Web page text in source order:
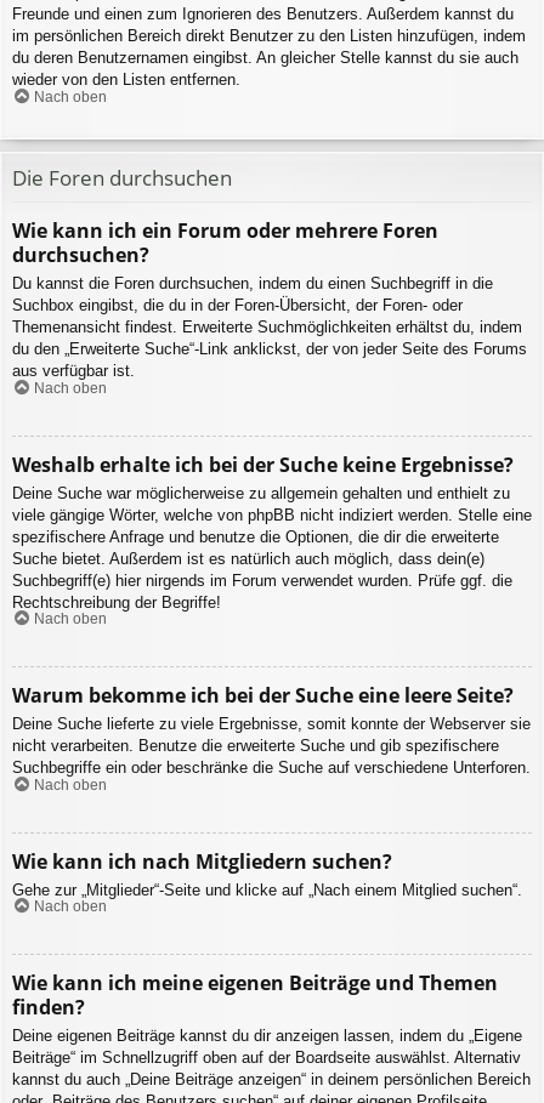
Freunde und einen zum Ignorieren des Benutzers. Außerdem kannst du
im persönlichen Bereich direkt Benutzer zu den Listen hinzufügen, indem
du deren Benutzernamen eingibst. An gleicher Stelle kannst du sie auch
wieder von den Listen entfernen.
Nach oben
Die Foren durchsuchen
Wie kann ich ein Forum oder mehrere Foren
durchsuchen?
Du kannst die Foren durchsuchen, indem du einen Suchbegriff in die
Suchbox eingibst, die du in der Foren-Übersicht, der Foren- oder
Themenansicht findest. Erweiterte Suchmöglichkeiten erhältst du, indem
du den „Erweiterte Suche“-Link anklickst, der von jeder Seite des Forums
aus verfügbar ist.
Nach oben
Weshalb erhalte ich bei der Suche keine Ergebnisse?
Deine Suche war möglicherweise zu allgemein gehalten und enthielt zu
viele gängige Wörter, welche von phpBB nicht indiziert werden. Stelle eine
spezifischere Anfrage und benutze die Optionen, die dir die erweiterte
Suche bietet. Außerdem ist es natürlich auch möglich, dass dein(e)
Suchbegriff(e) hier nirgends im Forum verwendet wurden. Prüfe ggf. die
Rechtschreibung der Begriffe!
Nach oben
Warum bekomme ich bei der Suche eine leere Seite?
Deine Suche lieferte zu viele Ergebnisse, somit konnte der Webserver sie
nicht verarbeiten. Benutze die erweiterte Suche und gib spezifischere
Suchbegriffe ein oder beschränke die Suche auf verschiedene Unterforen.
Nach oben
Wie kann ich nach Mitgliedern suchen?
Gehe zur „Mitglieder“-Seite und klicke auf „Nach einem Mitglied suchen“.
Nach oben
Wie kann ich meine eigenen Beiträge und Themen
finden?
Deine eigenen Beiträge kannst du dir anzeigen lassen, indem du „Eigene
Beiträge“ im Schnellzugriff oben auf der Boardseite auswählst. Alternativ
kannst du auch „Deine Beiträge anzeigen“ in deinem persönlichen Bereich